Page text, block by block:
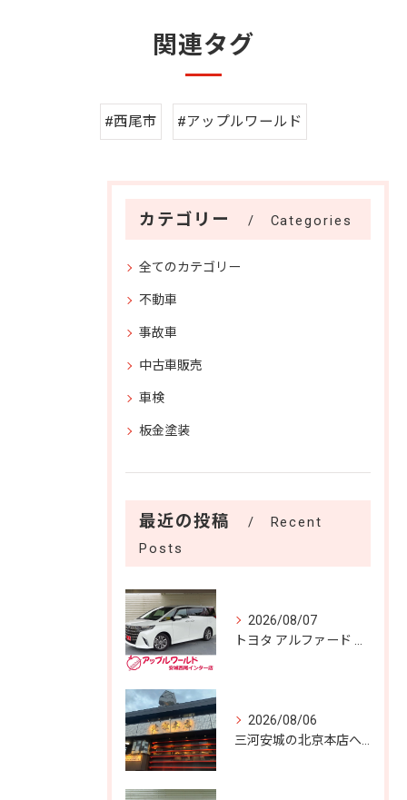
関連タグ
#西尾市 #アップルワールド
カテゴリー Categories
全てのカテゴリー
不動車
事故車
中古車販売
車検
板金塗装
最近の投稿
Recent
Posts
2026/08/07
2026/08/06